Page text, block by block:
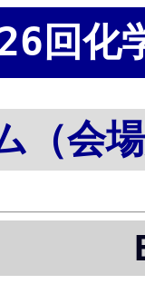
回化
（会